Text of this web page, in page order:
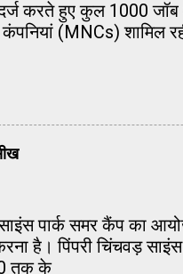
करते हुए कुल 1000
कंपनियां (MNCs)
पार्क समर कैंप का
है। पिंपरी चिंचवड़ साइंस
तक के